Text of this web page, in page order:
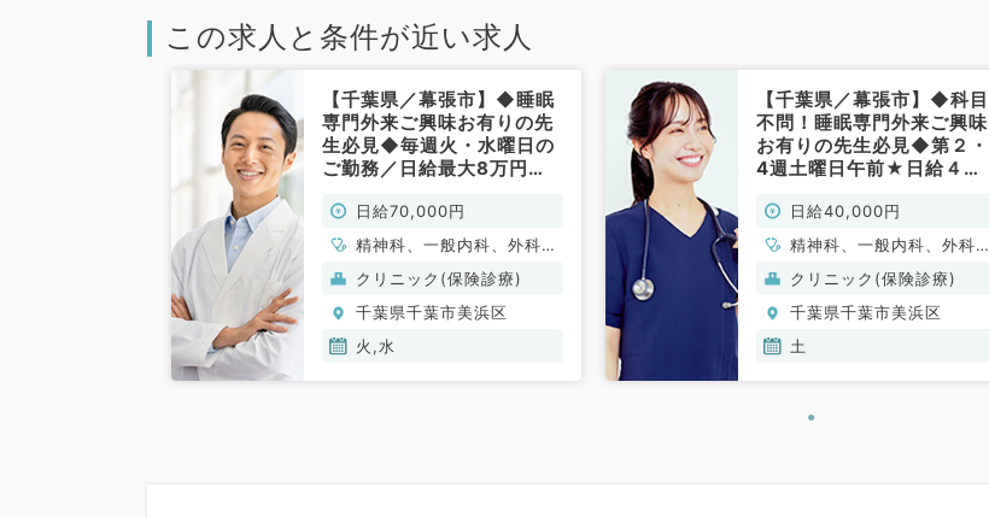
この求人と条件が近い求人
【千葉県／幕張市】◆睡眠
専門外来ご興味お有りの先
生必見◆毎週火・水曜日の
ご勤務／日給最大8万円
迎です！（精神科／非常
勤）
日給70,000円
精神科、一般内科、外科系
全般、一般外科
クリニック(保険診療)
千葉県千葉市美浜区
火,水
【千葉県／幕張市】◆科目
不問！睡眠専門外来ご興味
お有りの先生必見◆第２・
4週土曜日午前★日給４万
歓迎です！（科目不問／非
常勤）
日給40,000円
精神科、一般内科、外科系
全般、一般外科
クリニック(保険診療)
千葉県千葉市美浜区
土